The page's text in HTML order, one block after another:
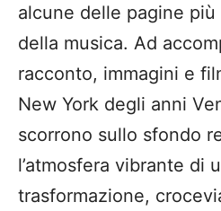
alcune delle pagine
della musica. Ad
racconto, immagini e
New York degli anni
scorrono sullo sfondo
l’atmosfera vibrante di
trasformazione,